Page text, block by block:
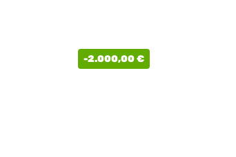
-2.000,00€